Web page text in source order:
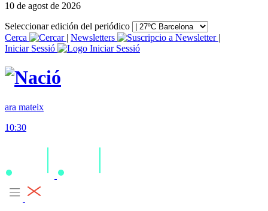
10 de agost de 2026
Seleccionar edición del periódico
Cerca
| Newsletters
|
Iniciar Sessió
ara mateix
10:30